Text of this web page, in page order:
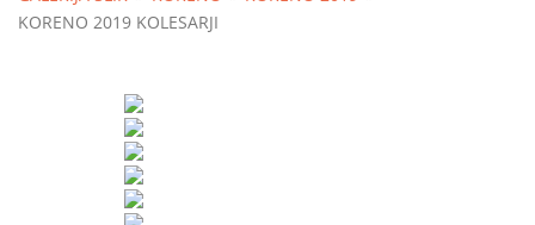
KORENO 2019 KOLESARJI